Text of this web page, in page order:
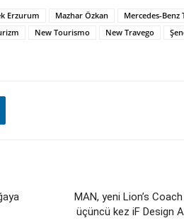
Erzurum Mazhar Özkan
Mercedes-Benz
New Tourismo New Travego
MAN, yeni Lion’s
üçüncü kez iF Design